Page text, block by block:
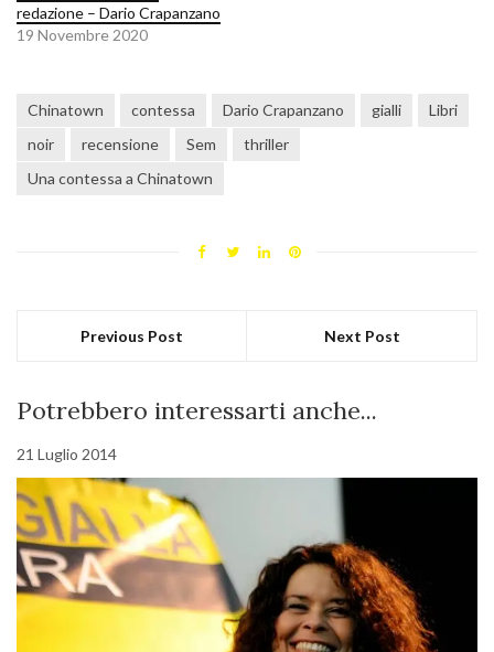
redazione – Dario Crapanzano
19 Novembre 2020
Chinatown contessa Dario Crapanzano gialli
Libri
noir
recensione Sem
thriller
Una contessa a Chinatown
Previous Post Next Post
Potrebbero interessarti anche...
21 Luglio 2014